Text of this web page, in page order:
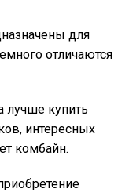
для
отличаются
лучше купить
интересных
комбайн.